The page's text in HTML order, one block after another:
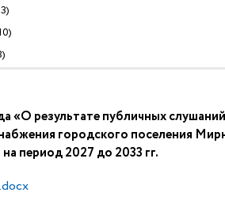
результате публичных
городского поселения
период 2027 до 2033 гг.